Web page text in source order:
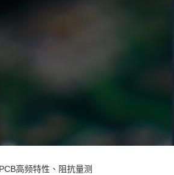
高频特性、阻抗量测